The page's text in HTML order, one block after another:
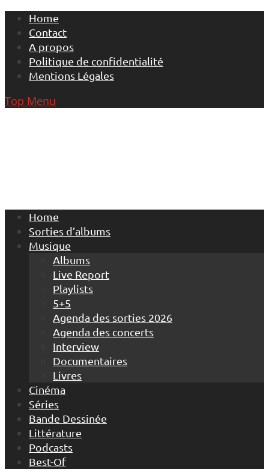
Skip
content
Home
Contact
A propos
Politique de confidentialité
Mentions Légales
Top Menu
Home
Sorties d’albums
Musique
Albums
Live Report
Playlists
5+5
Agenda des sorties 2026
Agenda des concerts
Interview
Documentaires
Livres
Cinéma
Séries
Bande Dessinée
Littérature
Podcasts
Best-Of